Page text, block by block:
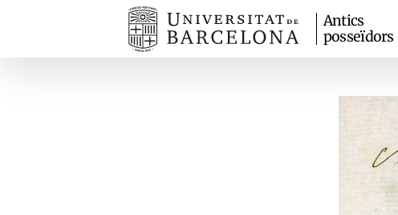
Antics
posseïdors